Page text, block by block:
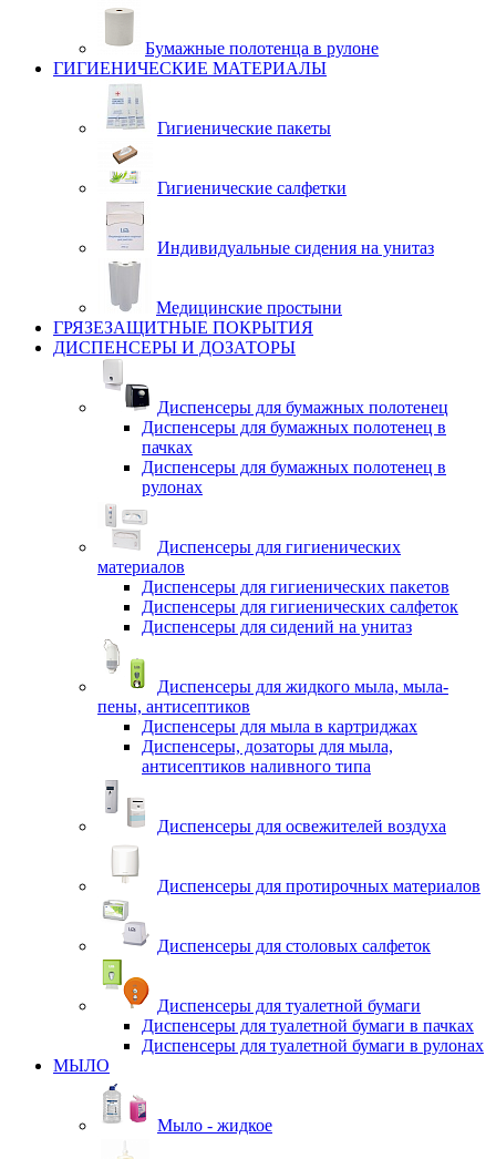
Бумажные полотенца в рулоне
ГИГИЕНИЧЕСКИЕ МАТЕРИАЛЫ
Гигиенические пакеты
Гигиенические салфетки
Индивидуальные сидения на унитаз
Медицинские простыни
ГРЯЗЕЗАЩИТНЫЕ ПОКРЫТИЯ
ДИСПЕНСЕРЫ И ДОЗАТОРЫ
Диспенсеры для бумажных полотенец
Диспенсеры для бумажных полотенец в
пачках
Диспенсеры для бумажных полотенец в
рулонах
Диспенсеры для гигиенических
материалов
Диспенсеры для гигиенических пакетов
Диспенсеры для гигиенических салфеток
Диспенсеры для сидений на унитаз
Диспенсеры для жидкого мыла, мыла-
пены, антисептиков
Диспенсеры для мыла в картриджах
Диспенсеры, дозаторы для мыла,
антисептиков наливного типа
Диспенсеры для освежителей воздуха
Диспенсеры для протирочных материалов
Диспенсеры для столовых салфеток
Диспенсеры для туалетной бумаги
Диспенсеры для туалетной бумаги в пачках
Диспенсеры для туалетной бумаги в рулонах
МЫЛО
Мыло - жидкое